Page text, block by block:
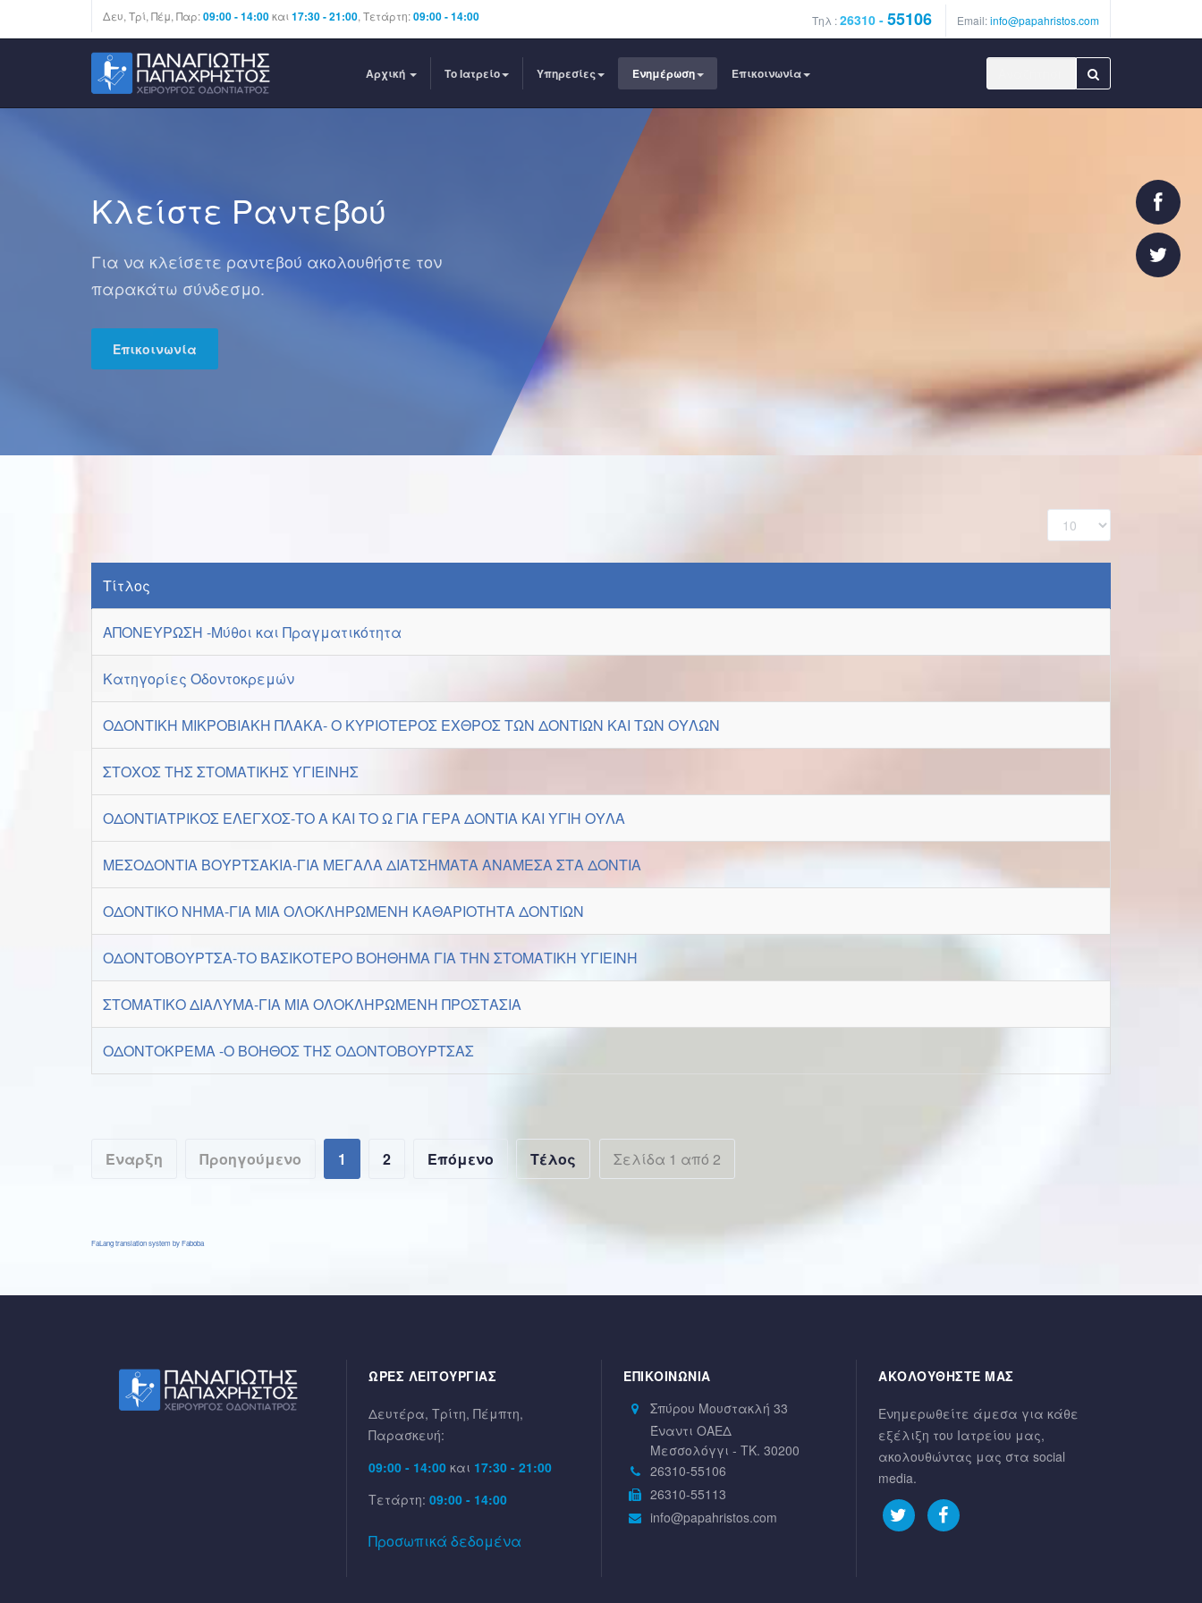
Δευ, Τρί, Πέμ, Παρ:09:00 - 14:00και17:30 - 21:00, Τετάρτη:09:00 - 14:00 Τηλ :26310 - 55106 Email:info@papahristos.com
Αρχική Το Ιατρείο Υπηρεσίες Ενημέρωση Επικοινωνία
Κλείστε Ραντεβού
Για να κλείσετε ραντεβού ακολουθήστε τον
παρακάτω σύνδεσμο.
Επικοινωνία
Εμφάνιση
#
Τίτλος
ΑΠΟΝΕΥΡΩΣΗ -Μύθοι και Πραγματικότητα
Κατηγορίες Οδοντοκρεμών
ΟΔΟΝΤΙΚΗ ΜΙΚΡΟΒΙΑΚΗ ΠΛΑΚΑ- Ο ΚΥΡΙΟΤΕΡΟΣ ΕΧΘΡΟΣ ΤΩΝ ΔΟΝΤΙΩΝ ΚΑΙ ΤΩΝ ΟΥΛΩΝ
ΣΤΟΧΟΣ ΤΗΣ ΣΤΟΜΑΤΙΚΗΣ ΥΓΙΕΙΝΗΣ
ΟΔΟΝΤΙΑΤΡΙΚΟΣ ΕΛΕΓΧΟΣ-ΤΟ Α ΚΑΙ ΤΟ Ω ΓΙΑ ΓΕΡΑ ΔΟΝΤΙΑ ΚΑΙ ΥΓΙΗ ΟΥΛΑ
ΜΕΣΟΔΟΝΤΙΑ ΒΟΥΡΤΣΑΚΙΑ-ΓΙΑ ΜΕΓΑΛΑ ΔΙΑΤΣΗΜΑΤΑ ΑΝΑΜΕΣΑ ΣΤΑ ΔΟΝΤΙΑ
ΟΔΟΝΤΙΚΟ ΝΗΜΑ-ΓΙΑ ΜΙΑ ΟΛΟΚΛΗΡΩΜΕΝΗ ΚΑΘΑΡΙΟΤΗΤΑ ΔΟΝΤΙΩΝ
ΟΔΟΝΤΟΒΟΥΡΤΣΑ-ΤΟ ΒΑΣΙΚΟΤΕΡΟ ΒΟΗΘΗΜΑ ΓΙΑ ΤΗΝ ΣΤΟΜΑΤΙΚΗ ΥΓΙΕΙΝΗ
ΣΤΟΜΑΤΙΚΟ ΔΙΑΛΥΜΑ-ΓΙΑ ΜΙΑ ΟΛΟΚΛΗΡΩΜΕΝΗ ΠΡΟΣΤΑΣΙΑ
ΟΔΟΝΤΟΚΡΕΜΑ -Ο ΒΟΗΘΟΣ ΤΗΣ ΟΔΟΝΤΟΒΟΥΡΤΣΑΣ
Σελίδα 1 από 2
Έναρξη Προηγούμενο 1 2 Επόμενο Τέλος
FaLang translation system by Faboba
ΩΡΕΣ ΛΕΙΤΟΥΡΓΙΑΣ
Δευτέρα, Τρίτη, Πέμπτη,
Παρασκευή:
09:00 - 14:00 και 17:30 - 21:00
Τετάρτη: 09:00 - 14:00
Προσωπικά δεδομένα
ΕΠΙΚΟΙΝΩΝΊΑ
Σπύρου Μουστακλή 33
Έναντι ΟΑΕΔ
Μεσσολόγγι - ΤΚ. 30200
26310-55106
26310-55113
info@papahristos.com
ΑΚΟΛΟΥΘΗΣΤΕ ΜΑΣ
Ενημερωθείτε άμεσα για κάθε
εξέλιξη του Ιατρείου μας,
ακολουθώντας μας στα social
media.